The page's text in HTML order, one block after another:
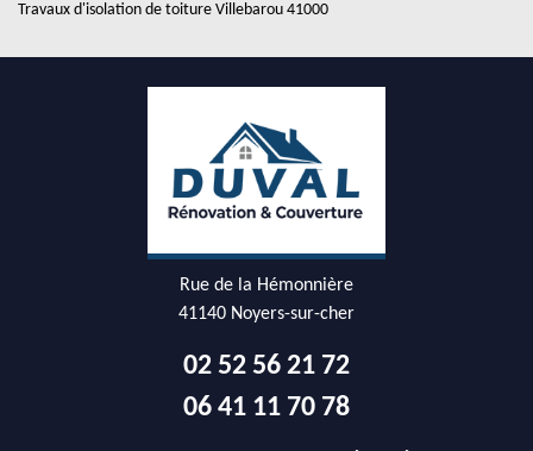
Travaux d'isolation de toiture Villebarou 41000
Rue de la Hémonnière
41140 Noyers-sur-cher
02 52 56 21 72
06 41 11 70 78